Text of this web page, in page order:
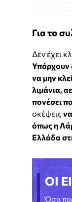
Για το
Δεν έχει
Υπάρχουν
να μην
λιμάνια,
πονέσει
σκέψεις
όπως η
Ελλάδα
ΟΙ
Όσα